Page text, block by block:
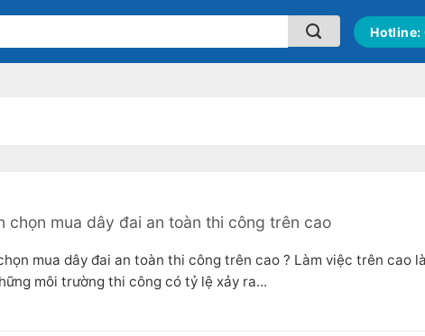
Hotline:
chọn mua dây đai an toàn thi công trên cao
mua dây đai an toàn thi công trên cao ? Làm việc trên cao là
môi trường thi công có tỷ lệ xảy ra...